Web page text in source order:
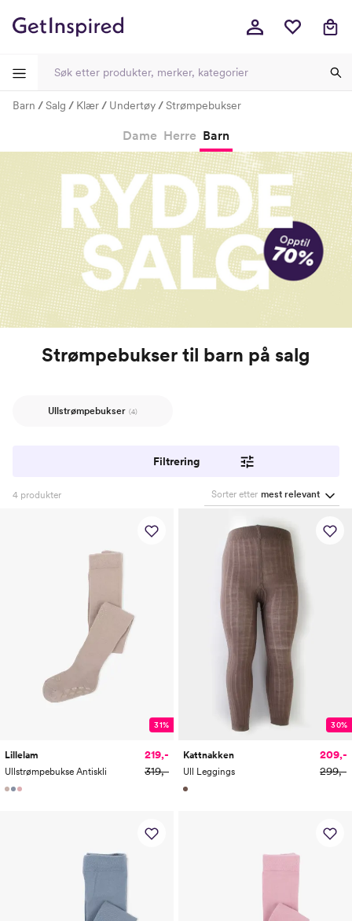
Barn Salg Klær Undertøy Strømpebukser
Dame Herre Barn
Strømpebukser til barn på salg
Ullstrømpebukser (4)
Filtrering
4 produkter Sorter etter mest relevant
31%
Lillelam
Ullstrømpebukse Antiskli
219,-
319,-
30%
Kattnakken
Ull Leggings
209,-
299,-
-
-
-
-